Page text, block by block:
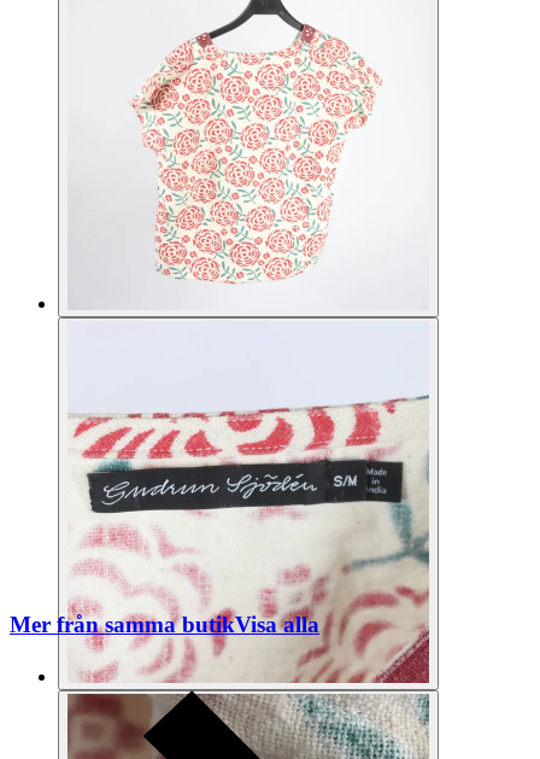
Mer från samma butikVisa alla